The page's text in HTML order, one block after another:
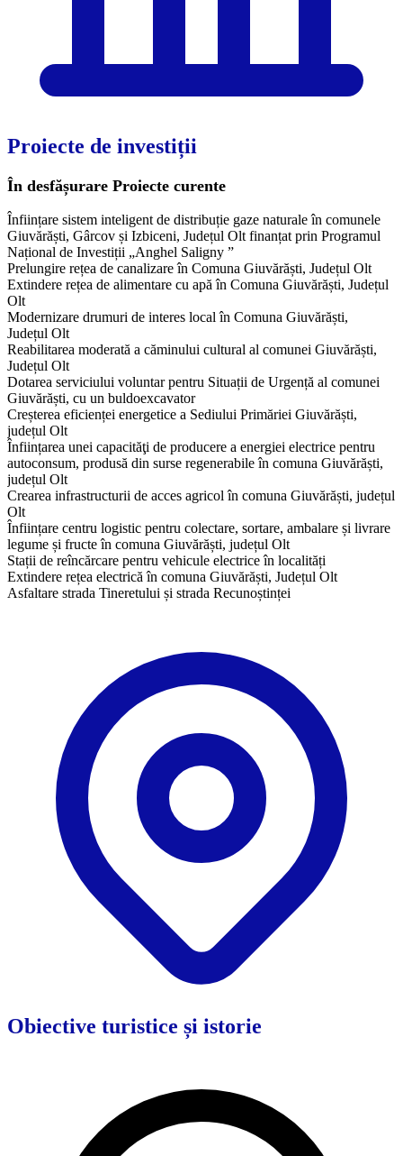
Proiecte de investiții
În desfășurare Proiecte curente
Înființare sistem inteligent de distribuție gaze naturale în comunele
Giuvărăști, Gârcov și Izbiceni, Județul Olt finanțat prin Programul
Național de Investiții „Anghel Saligny ”
Prelungire rețea de canalizare în Comuna Giuvărăști, Județul Olt
Extindere rețea de alimentare cu apă în Comuna Giuvărăști, Județul
Olt
Modernizare drumuri de interes local în Comuna Giuvărăști,
Județul Olt
Reabilitarea moderată a căminului cultural al comunei Giuvărăști,
Județul Olt
Dotarea serviciului voluntar pentru Situații de Urgență al comunei
Giuvărăști, cu un buldoexcavator
Creșterea eficienței energetice a Sediului Primăriei Giuvărăști,
județul Olt
Înființarea unei capacităţi de producere a energiei electrice pentru
autoconsum, produsă din surse regenerabile în comuna Giuvărăști,
județul Olt
Crearea infrastructurii de acces agricol în comuna Giuvărăști, județul
Olt
Înființare centru logistic pentru colectare, sortare, ambalare și livrare
legume și fructe în comuna Giuvărăști, județul Olt
Stații de reîncărcare pentru vehicule electrice în localități
Extindere rețea electrică în comuna Giuvărăști, Județul Olt
Asfaltare strada Tineretului și strada Recunoștinței
Obiective turistice și istorie